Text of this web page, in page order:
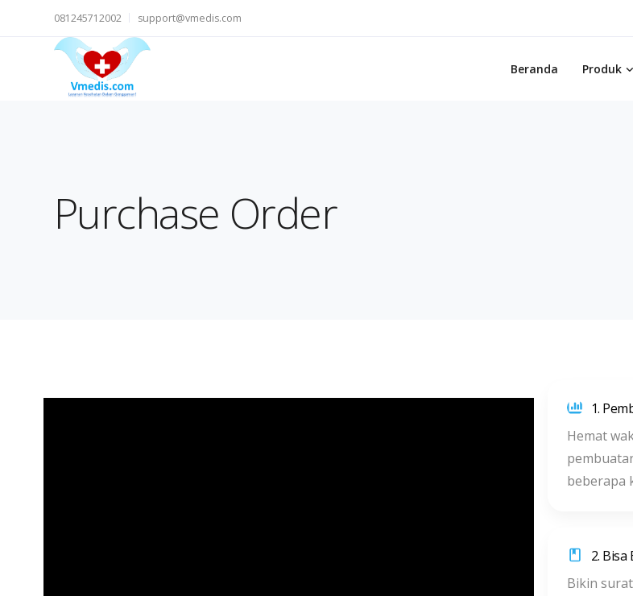
081245712002 support@vmedis.com
Beranda Produk
Purchase Order
1.
Hemat
beberapa
2. Bisa
Bikin